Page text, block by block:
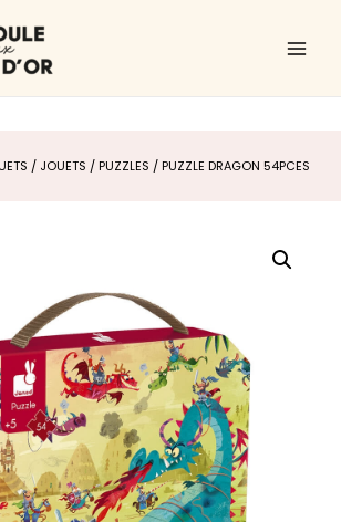
/ JOUETS /PUZZLES / PUZZLE DRAGON 54PCES